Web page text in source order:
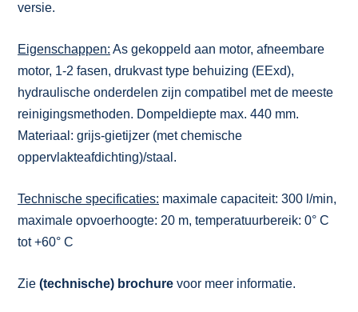
versie.
Eigenschappen: As gekoppeld aan motor, afneembare
motor, 1-2 fasen, drukvast type behuizing (EExd),
hydraulische onderdelen zijn compatibel met de meeste
reinigingsmethoden. Dompeldiepte max. 440 mm.
Materiaal: grijs-gietijzer (met chemische
oppervlakteafdichting)/staal.
Technische specificaties: maximale capaciteit: 300 l/min,
maximale opvoerhoogte: 20 m, temperatuurbereik: 0° C
tot +60° C
Zie (technische) brochure voor meer informatie.